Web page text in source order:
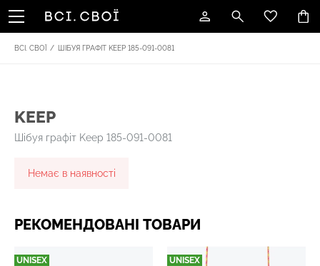
ВСІ. СВОЇ / ШІБУЯ ГРАФІТ KEEP 185-091-0081
KEEP
Шібуя графіт Keep 185-091-0081
Немає в наявності
РЕКОМЕНДОВАНІ ТОВАРИ
UNISEX UNISEX